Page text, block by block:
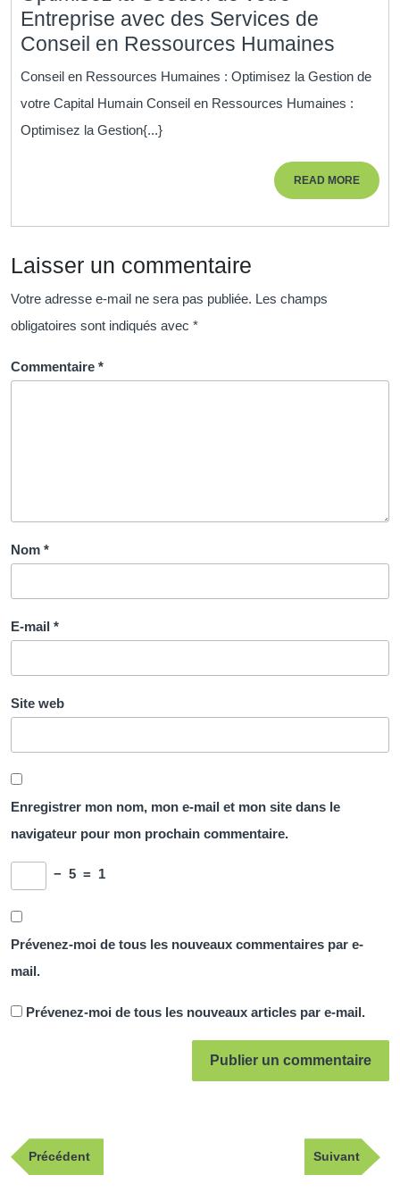
Entreprise avec des Services de
Conseil en Ressources Humaines
la
avec
Conseil en Ressources Humaines : Optimisez la Gestion de
votre Capital Humain Conseil en Ressources Humaines :
Optimisez la Gestion{...}
READ MOREREAD
MORE
Laisser un commentaire
Votre adresse e-mail ne sera pas publiée. Les champs
obligatoires sont indiqués avec *
Commentaire *
Nom *
E-mail *
Site web
Enregistrer mon nom, mon e-mail et mon site dans le
navigateur pour mon prochain commentaire.
− 5 = 1
Prévenez-moi de tous les nouveaux commentaires par e-
mail.
Prévenez-moi de tous les nouveaux articles par e-mail.
Navigation
dePublication
précédente
Précédent
Article
suivant
Suivant